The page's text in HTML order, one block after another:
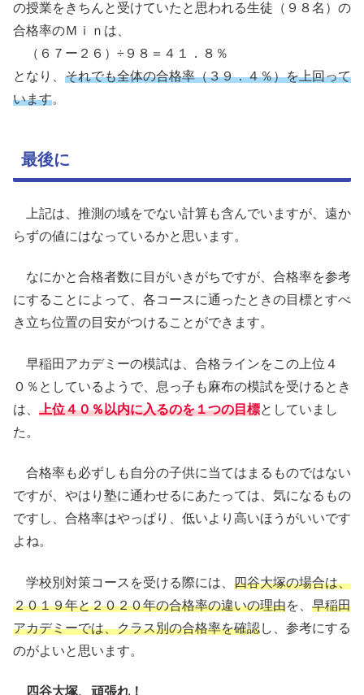
の授業をきちんと受けていたと思われる生徒（９８名）の
合格率のＭｉｎは、
（６７ー２６）÷９８＝４１．８％
となり、 それでも全体の合格率（３９．４％）を上回って
います。
最後に
上記は、推測の域をでない計算も含んでいますが、遠か
らずの値にはなっているかと思います。
なにかと合格者数に目がいきがちですが、合格率を参考
にすることによって、各コースに通ったときの目標とすべ
き立ち位置の目安がつけることができます。
早稲田アカデミーの模試は、合格ラインをこの上位４
０％としているようで、息っ子も麻布の模試を受けるとき
は、 上位４０％以内に入るのを１つの目標としていまし
た。
合格率も必ずしも自分の子供に当てはまるものではない
ですが、やはり塾に通わせるにあたっては、気になるもの
ですし、合格率はやっぱり、低いより高いほうがいいです
よね。
学校別対策コースを受ける際には、 四谷大塚の場合は、
２０１９年と２０２０年の合格率の違いの理由を、 早稲田
アカデミーでは、クラス別の合格率を確認し、参考にする
のがよいと思います。
四谷大塚、頑張れ！